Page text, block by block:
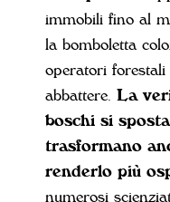
immobili fino al
la bomboletta
operatori
abbattere. La
boschi si
trasformano
renderlo più
numerosi